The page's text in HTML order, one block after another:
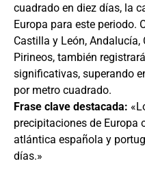
cuadrado en diez días, la
Europa para este periodo.
Castilla y León,
Pirineos, también
significativas, superando
por metro cuadrado.
Frase clave destacada:
precipitaciones de Europa
atlántica española y
días.»